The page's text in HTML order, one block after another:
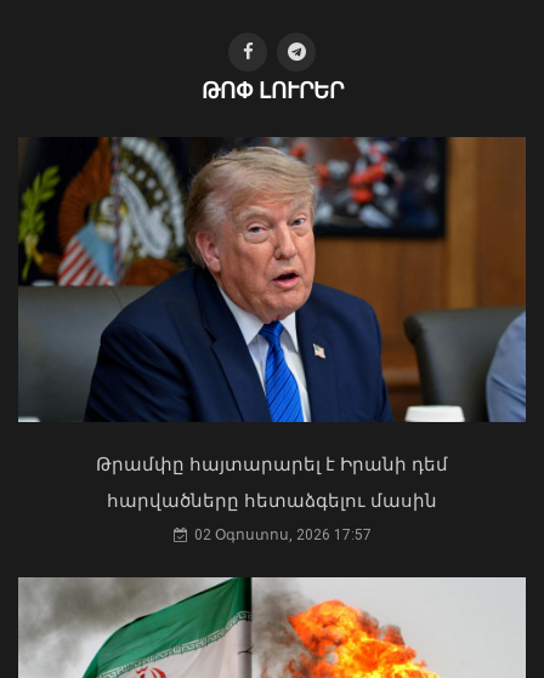
Երթևեկության կազմակերպման
փոփոխություն՝ Երևանի Սայաթ-
Նովայի պողոտայում
07 Օգոստոս, 2026 20:32
ԶՈՒ ԳՇ պետը զինծառայողների հետ
քննարկել է կարգապահության
բարձրացման խնդիրները
Ի՞նչ ուղերձ էր ոտքի չկանգնելը.
Աղաջանյանը` ընդդիմությանը
ԹՈՓ ԼՈՒՐԵՐ
Թրամփը հայտարարել է Իրանի դեմ
հարվածները հետաձգելու մասին
02 Օգոստոս, 2026 17:57